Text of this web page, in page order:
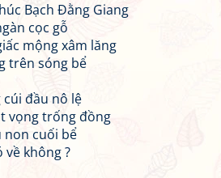
Bạch Đằng Giang
cọc gỗ
mộng xâm lăng
trên sóng bể
đầu nô lệ
vọng trống đồng
non cuối bể
về không ?